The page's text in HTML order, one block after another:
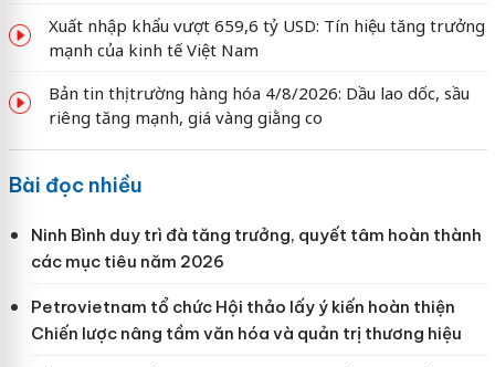
Xuất nhập khẩu vượt 659,6 tỷ USD: Tín hiệu tăng trưởng
mạnh của kinh tế Việt Nam
Bản tin thị trường hàng hóa 4/8/2026: Dầu lao dốc, sầu
riêng tăng mạnh, giá vàng giằng co
Bài đọc nhiều
Ninh Bình duy trì đà tăng trưởng, quyết tâm hoàn thành
các mục tiêu năm 2026
Petrovietnam tổ chức Hội thảo lấy ý kiến hoàn thiện
Chiến lược nâng tầm văn hóa và quản trị thương hiệu